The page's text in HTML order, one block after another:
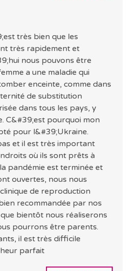
très bien que les
très rapidement et
nous pouvons être
a une maladie qui
enceinte, comme dans
de substitution
dans tous les pays, y
C&#39;est pourquoi mon
pour l&#39;Ukraine.
et il est très important
où ils sont prêts à
pandémie est terminée et
ouvertes, nous nous
de reproduction
recommandée par nos
bientôt nous réaliserons
pourrons être parents.
il est très difficile
parfait